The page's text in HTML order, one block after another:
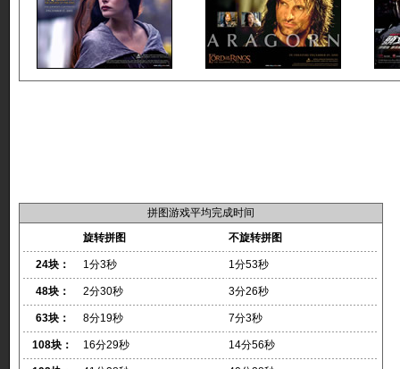
拼图游戏平均完成时间
旋转拼图
不旋转拼图
24块： 1分3秒 1分53秒
48块： 2分30秒 3分26秒
63块： 8分19秒 7分3秒
108块： 16分29秒 14分56秒